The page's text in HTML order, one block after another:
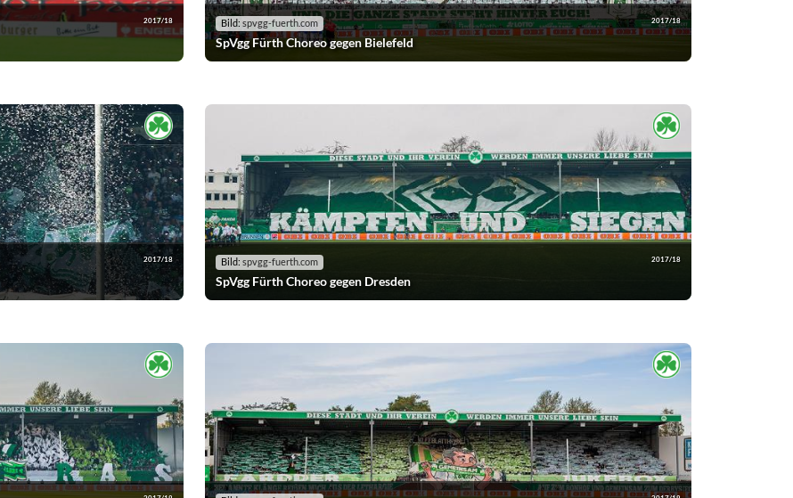
2017/18 Bild: spvgg-fuerth.com 2017/18
SpVgg Fürth Choreo gegen Bielefeld
2017/18 Bild: spvgg-fuerth.com 2017/18
SpVgg Fürth Choreo gegen Dresden